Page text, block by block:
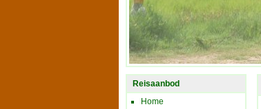
Reisaanbod
Home